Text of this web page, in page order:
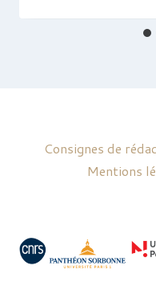
Consignes de
Mentions